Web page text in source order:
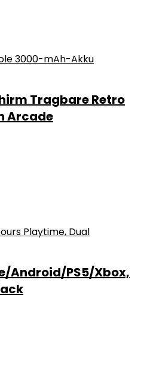
Tragbare Retro
Arcade
Android/PS5/Xbox,